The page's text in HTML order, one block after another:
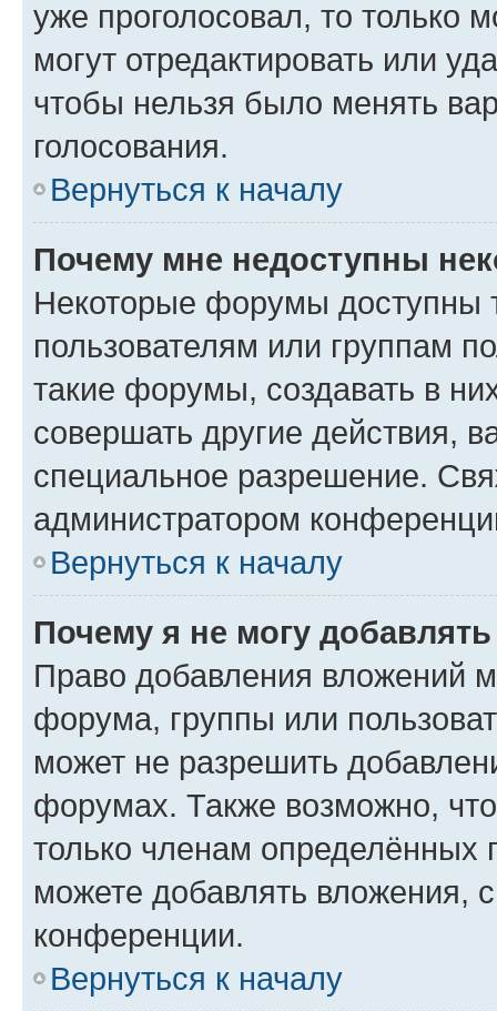
уже проголосовал, то только
могут отредактировать или
чтобы нельзя было менять
голосования.
Вернуться к началу
Почему мне недоступны
Некоторые форумы доступны
пользователям или группам
такие форумы, создавать в
совершать другие действия,
специальное разрешение.
администратором
Вернуться к началу
Почему я не могу
Право добавления вложений
форума, группы или
может не разрешить
форумах. Также возможно,
только членам определённых
можете добавлять вложения,
конференции.
Вернуться к началу